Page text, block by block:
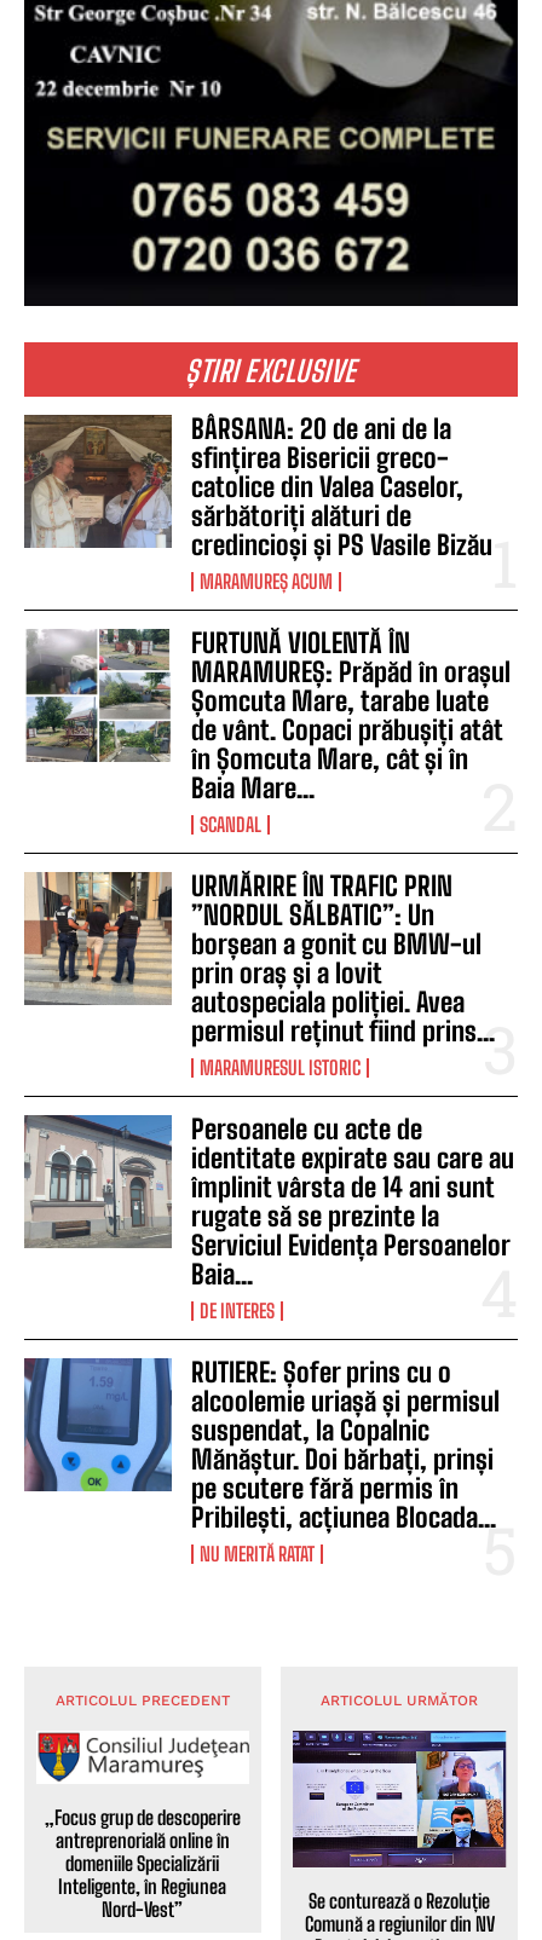
ȘTIRI EXCLUSIVE
BÂRSANA: 20 de ani de la
sfințirea Bisericii greco-
catolice din Valea Caselor,
sărbătoriți alături de
credincioși și PS Vasile Bizău
MARAMUREȘ ACUM
FURTUNĂ VIOLENTĂ ÎN
MARAMUREȘ: Prăpăd în orașul
Șomcuta Mare, tarabe luate
de vânt. Copaci prăbușiți atât
în Șomcuta Mare, cât și în
Baia Mare...
SCANDAL
URMĂRIRE ÎN TRAFIC PRIN
”NORDUL SĂLBATIC”: Un
borșean a gonit cu BMW-ul
prin oraș și a lovit
autospeciala poliției. Avea
permisul reținut fiind prins...
MARAMURESUL ISTORIC
Persoanele cu acte de
identitate expirate sau care au
împlinit vârsta de 14 ani sunt
rugate să se prezinte la
Serviciul Evidența Persoanelor
Baia...
DE INTERES
RUTIERE: Șofer prins cu o
alcoolemie uriașă și permisul
suspendat, la Copalnic
Mănăștur. Doi bărbați, prinși
pe scutere fără permis în
Pribilești, acțiunea Blocada...
NU MERITĂ RATAT
ARTICOLUL PRECEDENT
„Focus grup de descoperire
antreprenorială online în
domeniile Specializării
Inteligente, în Regiunea
Nord-Vest”
ARTICOLUL URMĂTOR
Se conturează o Rezoluție
Comună a regiunilor din NV